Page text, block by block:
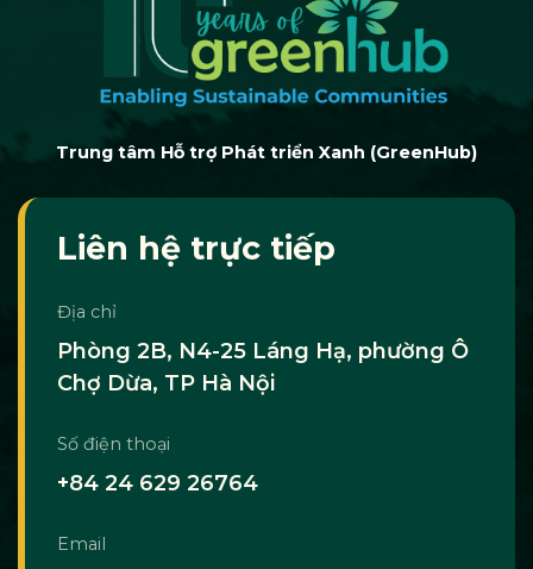
Trung tâm Hỗ trợ Phát triển Xanh (GreenHub)
Liên hệ trực tiếp
Địa chỉ
Phòng 2B, N4-25 Láng Hạ, phường Ô
Chợ Dừa, TP Hà Nội
Số điện thoại
+84 24 629 26764
Email